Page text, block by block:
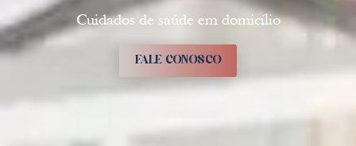
Cuidados de saúde em domicílio
FALE CONOSCO